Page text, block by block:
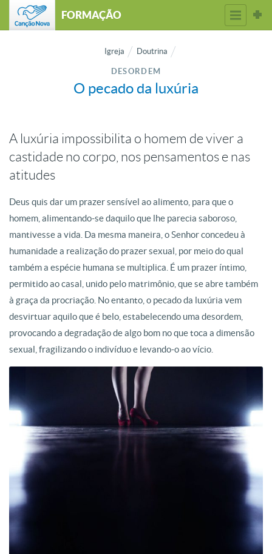
FORMAÇÃO
Igreja Doutrina
DESORDEM
O pecado da luxúria
A luxúria impossibilita o homem de viver a
castidade no corpo, nos pensamentos e nas
atitudes
Deus quis dar um prazer sensível ao alimento, para que o
homem, alimentando-se daquilo que lhe parecia saboroso,
mantivesse a vida. Da mesma maneira, o Senhor concedeu à
humanidade a realização do prazer sexual, por meio do qual
também a espécie humana se multiplica. É um prazer íntimo,
permitido ao casal, unido pelo matrimônio, que se abre também
à graça da procriação. No entanto, o pecado da luxúria vem
desvirtuar aquilo que é belo, estabelecendo uma desordem,
provocando a degradação de algo bom no que toca a dimensão
sexual, fragilizando o indivíduo e levando-o ao vício.